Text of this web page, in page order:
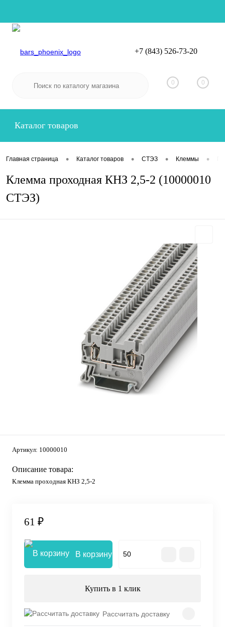
Вход
+7 (843) 526-73-20
0 0
Каталог товаров
Главная страница • Каталог товаров • СТЭЗ • Клеммы •
Клемма проходная КНЗ 2,5-2 (10000010
СТЭЗ)
Артикул: 10000010
Описание товара:
Клемма проходная КНЗ 2,5-2
61 ₽
В корзину
Купить в 1 клик
Рассчитать доставку